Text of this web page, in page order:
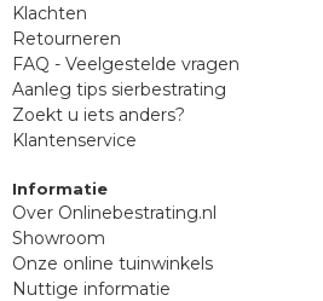
Klachten
Retourneren
FAQ - Veelgestelde vragen
Aanleg tips sierbestrating
Zoekt u iets anders?
Klantenservice
Informatie
Over Onlinebestrating.nl
Showroom
Onze online tuinwinkels
Nuttige informatie